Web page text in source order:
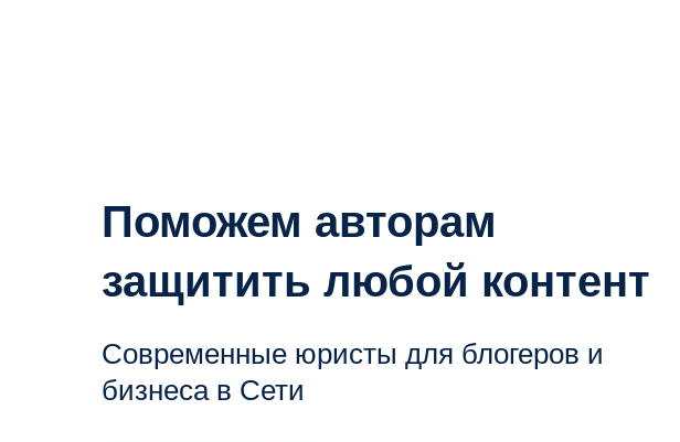
Современные юристы для блогеров и
бизнеса в Сети
Поможем авторам
защитить любой контент